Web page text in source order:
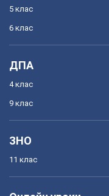
5 клас
6 клас
ДПА
4 клас
9 клас
ЗНО
11 клас